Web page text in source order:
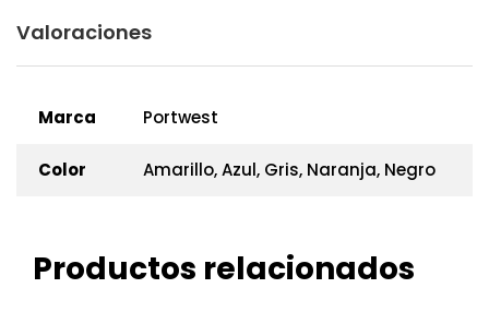
Valoraciones
Marca Portwest
Color Amarillo, Azul, Gris, Naranja, Negro
Productos relacionados